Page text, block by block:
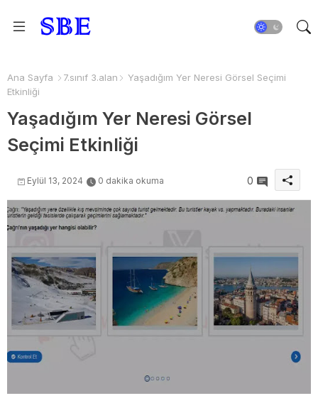
Ana Sayfa 7.sınıf 3.alan
Yaşadığım Yer Neresi Görsel Seçimi
Etkinliği
Yaşadığım Yer Neresi Görsel
Seçimi Etkinliği
Eylül 13, 2024 0 dakika okuma 0